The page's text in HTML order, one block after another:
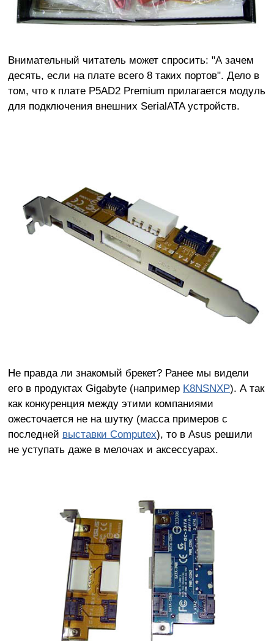
Внимательный читатель может спросить: "А зачем
десять, если на плате всего 8 таких портов". Дело в
том, что к плате P5AD2 Premium прилагается модуль
для подключения внешних SerialATA устройств.
Не правда ли знакомый брекет? Ранее мы видели
его в продуктах Gigabyte (например K8NSNXP). А так
как конкуренция между этими компаниями
ожесточается не на шутку (масса примеров с
последней выставки Computex), то в Asus решили
не уступать даже в мелочах и аксессуарах.